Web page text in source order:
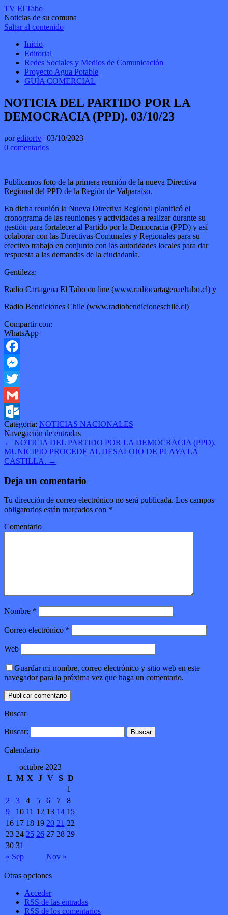
TV El Tabo
Noticias de su comuna
Saltar al contenido
Inicio
Editorial
Redes Sociales y Medios de Comunicación
Proyecto Agua Potable
GUÍA COMERCIAL
NOTICIA DEL PARTIDO POR LA
DEMOCRACIA (PPD). 03/10/23
poreditortv | 03/10/2023
0 comentarios
Publicamos foto de la primera reunión de la nueva Directiva
Regional del PPD de la Región de Valparaíso.
En dicha reunión la Nueva Directiva Regional planificó el
cronograma de las reuniones y actividades a realizar durante su
gestión para fortalecer al Partido por la Democracia (PPD) y así
colaborar con las Directivas Comunales y Regionales para su
efectivo trabajo en conjunto con las autoridades locales para dar
respuesta a las demandas de la ciudadanía.
Gentileza:
Radio Cartagena El Tabo on line (www.radiocartagenaeltabo.cl) y
Radio Bendiciones Chile (www.radiobendicioneschile.cl)
Compartir con:
WhatsApp
Facebook
Messenger
Twitter
Gmail
Outlook.com
Categoría: NOTICIAS NACIONALES
Navegación de entradas
← NOTICIA DEL PARTIDO POR LA DEMOCRACIA (PPD).
MUNICIPIO PROCEDE AL DESALOJO DE PLAYA LA
CASTILLA. →
Deja un comentario
Tu dirección de correo electrónico no será publicada. Los campos
obligatorios están marcados con *
Comentario
Nombre *
Correo electrónico *
Web
Guardar mi nombre, correo electrónico y sitio web en este
navegador para la próxima vez que haga un comentario.
Buscar
Buscar:
Calendario
octubre 2023
L M X J V S D
« Sep Nov »
1
2
3 4 5 6 7
8
9
10 11 12 13 14 15
16 17 18 19 20 21 22
23 24 25 26 27 28 29
30 31
Otras opciones
Acceder
RSS de las entradas
RSS de los comentarios